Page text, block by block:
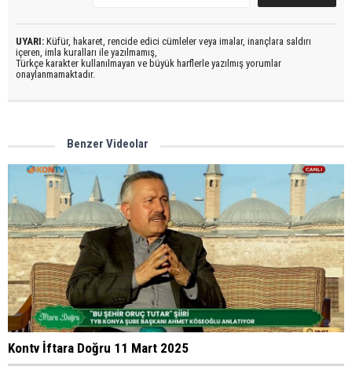
UYARI: Küfür, hakaret, rencide edici cümleler veya imalar, inançlara saldırı
içeren, imla kuralları ile yazılmamış,
Türkçe karakter kullanılmayan ve büyük harflerle yazılmış yorumlar
onaylanmamaktadır.
Benzer Videolar
Kontv İftara Doğru 11 Mart 2025